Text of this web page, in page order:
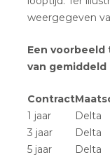
weergegeven
Een
van gemiddeld
Contract
1 jaar
Delta
3 jaar
Delta
5 jaar
Delta